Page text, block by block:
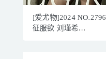
[爱尤物]2024 NO.2796
征服欲 刘瑾希